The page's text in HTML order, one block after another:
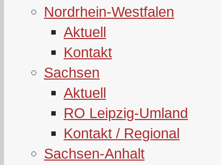
Nordrhein-Westfalen
Aktuell
Kontakt
Sachsen
Aktuell
RO Leipzig-Umland
Kontakt / Regional
Sachsen-Anhalt